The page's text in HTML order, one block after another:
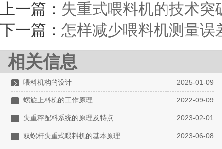
上一篇： 失重式喂料机的技术突
下一篇： 怎样减少喂料机测量误
相关信息
2025-01-09
喂料机构的设计
2022-09-09
螺旋上料机的工作原理
2023-02-01
失重秤配料系统的原理及特点
2023-06-08
双螺杆失重式喂料机的基本原理